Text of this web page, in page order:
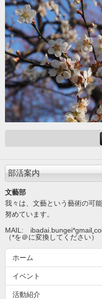
部活案内
文藝部
我々は、文藝という藝術の可
努めています。
MAIL: ibadai.bungei*gmail
（*を＠に変換してください）
ホーム
イベント
活動紹介